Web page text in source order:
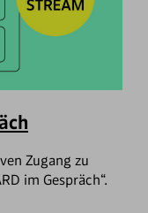
Zugang zu
im Gespräch“.